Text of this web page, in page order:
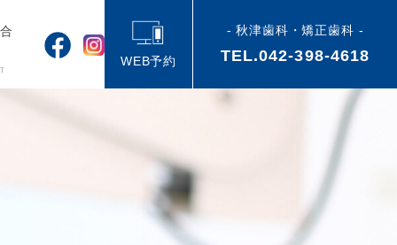
WEB予約
- 秋津歯科・矯正歯科 -
TEL.042-398-4618